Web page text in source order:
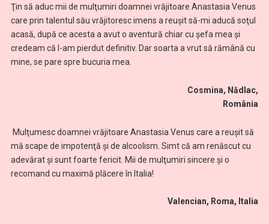
Ţin să aduc mii de mulţumiri doamnei vrăjitoare Anastasia Venus
care prin talentul său vrăjitoresc imens a reuşit să-mi aducă soţul
acasă, după ce acesta a avut o aventură chiar cu şefa mea şi
credeam că l-am pierdut definitiv. Dar soarta a vrut să rămână cu
mine, se pare spre bucuria mea.
Cosmina, Nădlac,
România
Mulţumesc doamnei vrăjitoare Anastasia Venus care a reuşit să
mă scape de impotenţă și de alcoolism. Simt că am renăscut cu
adevărat şi sunt foarte fericit. Mii de mulţumiri sincere și o
recomand cu maximă plăcere în Italia!
Valencian, Roma, Italia